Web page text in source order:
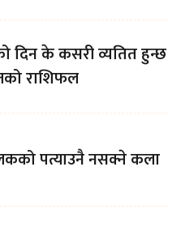
दिन के कसरी व्यतित हुन्छ
राशिफल
पत्याउनै नसक्ने कला